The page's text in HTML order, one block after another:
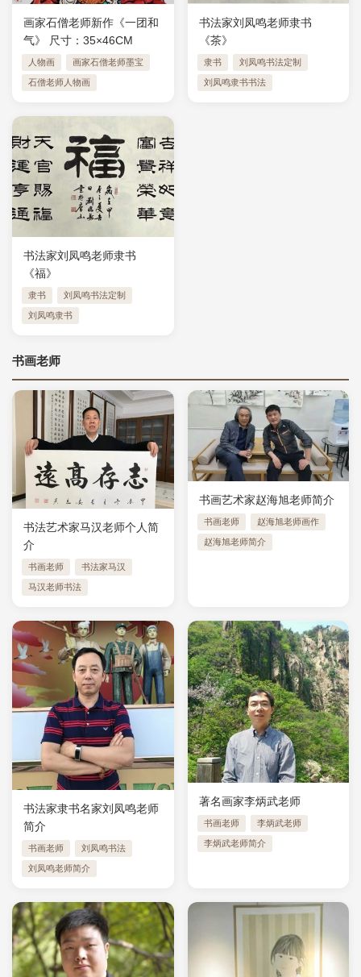
画家石僧老师新作《一团和
气》 ​尺寸：35×46CM
人物画 画家石僧老师墨宝
石僧老师人物画
书法家刘凤鸣老师隶书
《茶》
隶书 刘凤鸣书法定制
刘凤鸣隶书书法
书法家刘凤鸣老师隶书
《福》
隶书 刘凤鸣书法定制
刘凤鸣隶书
书画老师
书法艺术家马汉老师个人简
介
书画老师 书法家马汉
马汉老师书法
书画艺术家赵海旭老师简介
书画老师 赵海旭老师画作
赵海旭老师简介
书法家隶书名家刘凤鸣老师
简介
书画老师 刘凤鸣书法
刘凤鸣老师简介
著名画家李炳武老师
书画老师 李炳武老师
李炳武老师简介